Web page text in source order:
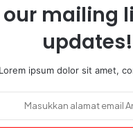
mailing
updates!
Lorem ipsum dolor sit amet,